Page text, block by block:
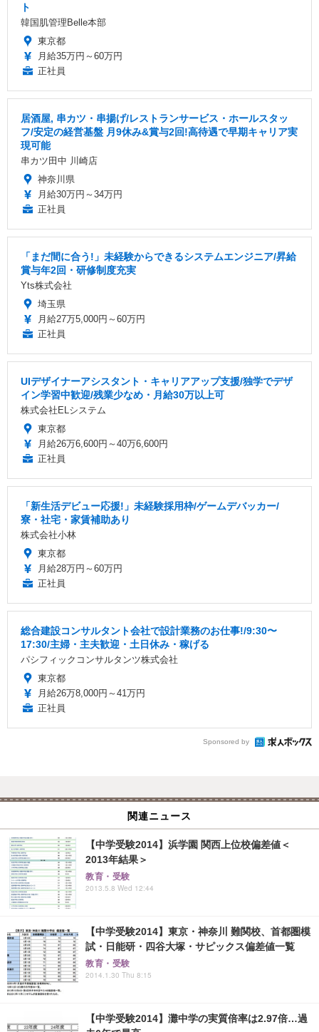
ト
韓国肌管理Belle本部
東京都
月給35万円～60万円
正社員
居酒屋, 串カツ・串揚げ/レストランサービス・ホールスタッ
フ/安定の経営基盤 月9休み&賞与2回!高待遇で早期キャリア実
現可能
串カツ田中 川崎店
神奈川県
月給30万円～34万円
正社員
「まだ間に合う!」未経験からできるシステムエンジニア/昇給
賞与年2回・研修制度充実
Yts株式会社
埼玉県
月給27万5,000円～60万円
正社員
UIデザイナーアシスタント・キャリアアップ支援/独学でデザ
イン学習中歓迎/残業少なめ・月給30万以上可
株式会社ELシステム
東京都
月給26万6,600円～40万6,600円
正社員
「新生活デビュー応援!」未経験採用枠/ゲームデバッカー/
寮・社宅・家賃補助あり
株式会社小林
東京都
月給28万円～60万円
正社員
総合建設コンサルタント会社で設計業務のお仕事!/9:30〜
17:30/主婦・主夫歓迎・土日休み・稼げる
パシフィックコンサルタンツ株式会社
東京都
月給26万8,000円～41万円
正社員
Sponsored by
関連ニュース
【中学受験2014】浜学園 関西上位校偏差値＜
2013年結果＞
教育・受験
2013.5.8 Wed 12:44
【中学受験2014】東京・神奈川 難関校、首都圏模
試・日能研・四谷大塚・サピックス偏差値一覧
教育・受験
2014.1.30 Thu 8:15
【中学受験2014】灘中学の実質倍率は2.97倍…過